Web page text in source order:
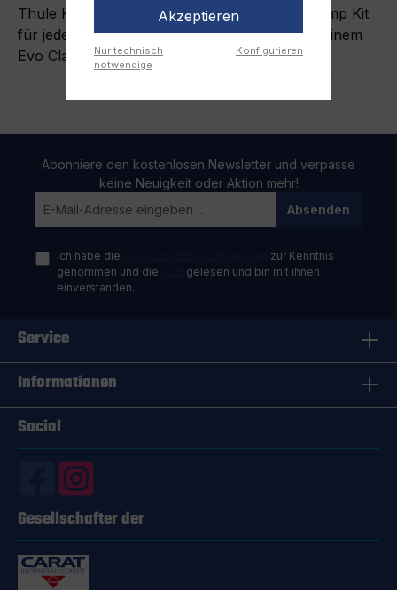
Thule Kit Clamp 5150 – dein Premium Evo Clamp Kit
für jeden Anlass Du bist auf der Suche nach einem
Evo Clamp Kit,…Mehr
Abonniere den kostenlosen Newsletter und verpasse
keine Neuigkeit oder Aktion mehr!
Absenden
Ich habe die
zur Kenntnis
genommen und die
gelesen und bin mit ihnen
einverstanden.
Service
Informationen
Social
Gesellschafter der
Akzeptieren
Nur technisch
notwendige
Konfigurieren